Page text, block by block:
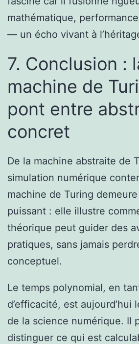
mathématique,
— un écho vivant à
7. Conclusion :
machine de
pont entre
concret
De la machine abstraite de
simulation numérique
machine de Turing
puissant : elle illustre
théorique peut guider des
pratiques, sans jamais
conceptuel.
Le temps polynomial, en
d’efficacité, est
de la science numérique. Il
distinguer ce qui est